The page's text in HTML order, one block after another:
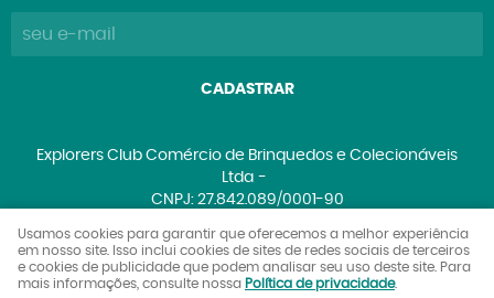
CADASTRAR
Explorers Club Comércio de Brinquedos e Colecionáveis
Ltda
CNPJ: 27.842.089/0001-90
LOJA VIRTUAL CRIADA POR
Usamos cookies para garantir que oferecemos a melhor experiência
em nosso site. Isso inclui cookies de sites de redes sociais de terceiros
e cookies de publicidade que podem analisar seu uso deste site. Para
mais informações, consulte nossa Política de privacidade.